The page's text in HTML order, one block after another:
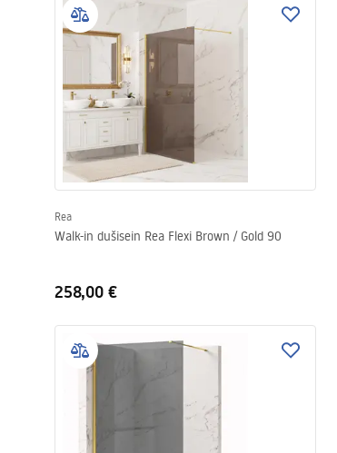
Rea
Walk-in dušisein Rea Flexi Brown / Gold 90
258,00 €